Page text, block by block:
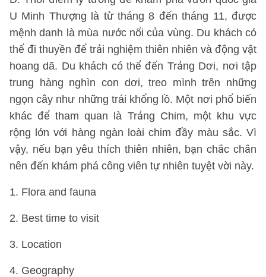
U Minh Thượng là từ tháng 8 đến tháng 11, được
mệnh danh là mùa nước nổi của vùng. Du khách có
thể đi thuyền để trải nghiệm thiên nhiên và động vật
hoang dã. Du khách có thể đến Trảng Dơi, nơi tập
trung hàng nghìn con dơi, treo mình trên những
ngọn cây như những trái khổng lồ. Một nơi phổ biến
khác để tham quan là Trảng Chim, một khu vực
rộng lớn với hàng ngàn loài chim đầy màu sắc. Vì
vậy, nếu bạn yêu thích thiên nhiên, bạn chắc chắn
nên đến khám phá công viên tự nhiên tuyệt vời này.
1. Flora and fauna
2. Best time to visit
3. Location
4. Geography